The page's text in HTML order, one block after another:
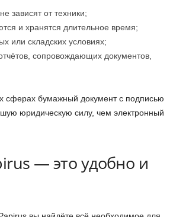
зависят от техники;
и хранятся длительное время;
или складских условиях;
сопровождающих документов,
сферах бумажный документ с подписью
юридическую силу, чем электронный
— это удобно и